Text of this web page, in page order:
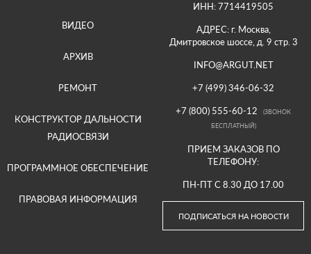
ВИДЕО
АРХИВ
РЕМОНТ
КОНСТРУКТОР ДАЛЬНОСТИ
РАДИОСВЯЗИ
ПРОГРАММНОЕ ОБЕСПЕЧЕНИЕ
ПРАВОВАЯ ИНФОРМАЦИЯ
ИНН: 7714419505
АДРЕС: г. Москва,
Дмитровское шоссе, д. 9 стр. 3
INFO@ARGUT.NET
+7 (499) 346-06-32
+7 (800) 555-60-12
(ЗВОНОК
БЕСПЛАТНЫЙ)
ПРИЕМ ЗАКАЗОВ ПО
ТЕЛЕФОНУ:
ПН-ПТ С 8.30 ДО 17.00
ПОДПИСАТЬСЯ НА НОВОСТИ